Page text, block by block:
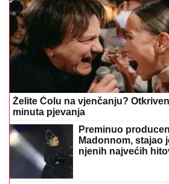
Želite Čolu na vjenčanju?
minuta pjevanja
Preminuo
Madonnom, stajao
njenih najvećih